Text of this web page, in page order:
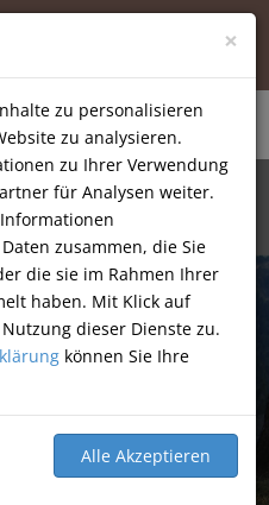
×
zu personalisieren
zu analysieren.
zu Ihrer Verwendung
für Analysen weiter.
zusammen, die Sie
die sie im Rahmen Ihrer
haben. Mit Klick auf
dieser Dienste zu.
können Sie Ihre
9177806